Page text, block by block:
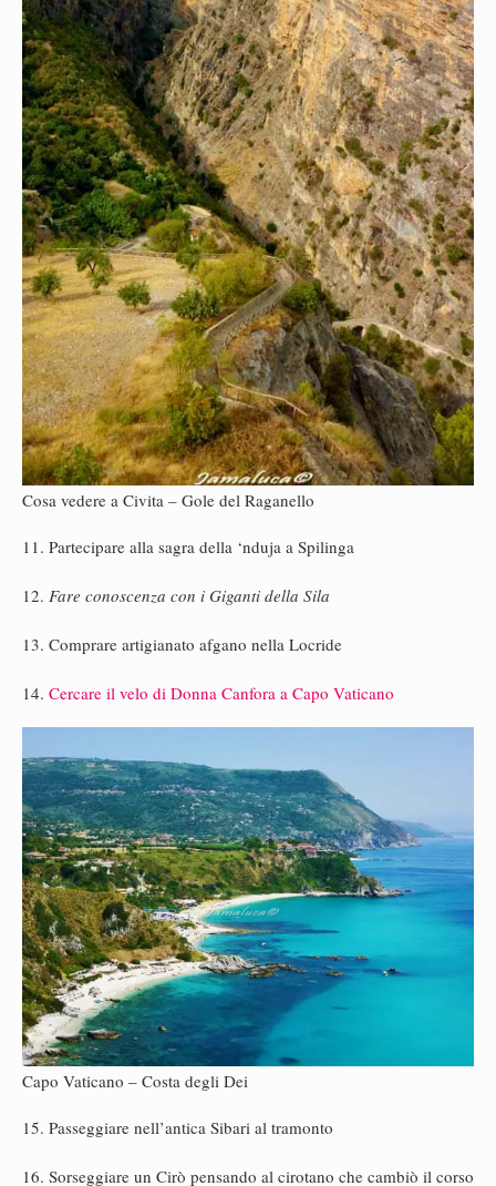
Cosa vedere a Civita – Gole del Raganello
11. Partecipare alla sagra della ‘nduja a Spilinga
12. Fare conoscenza con i Giganti della Sila
13. Comprare artigianato afgano nella Locride
14. Cercare il velo di Donna Canfora a Capo Vaticano
Capo Vaticano – Costa degli Dei
15. Passeggiare nell’antica Sibari al tramonto
16. Sorseggiare un Cirò pensando al cirotano che cambiò il corso